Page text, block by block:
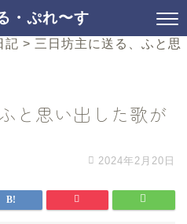
・ぷれ〜す
記 > 三日坊主に送る、ふと思
と思い出した歌が
2024年2月20日